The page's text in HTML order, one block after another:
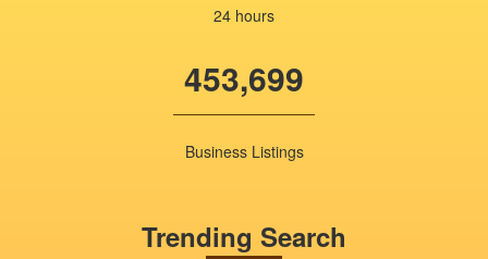
24 hours
453,699
Business Listings
Trending Search